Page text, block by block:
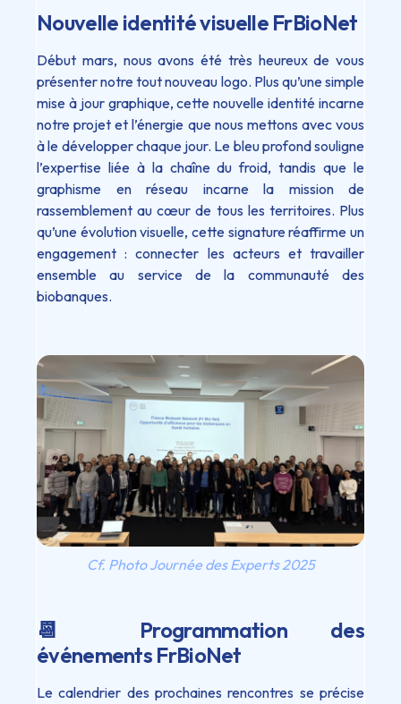
Nouvelle identité visuelle FrBioNet
Début mars, nous avons été très heureux de vous
présenter notre tout nouveau logo. Plus qu’une simple
mise à jour graphique, cette nouvelle identité incarne
notre projet et l’énergie que nous mettons avec vous
à le développer chaque jour. Le bleu profond souligne
l’expertise liée à la chaîne du froid, tandis que le
graphisme en réseau incarne la mission de
rassemblement au cœur de tous les territoires. Plus
qu’une évolution visuelle, cette signature réaffirme un
engagement : connecter les acteurs et travailler
ensemble au service de la communauté des
biobanques.
Cf. Photo Journée des Experts 2025
📆 Programmation des
événements FrBioNet
Le calendrier des prochaines rencontres se précise